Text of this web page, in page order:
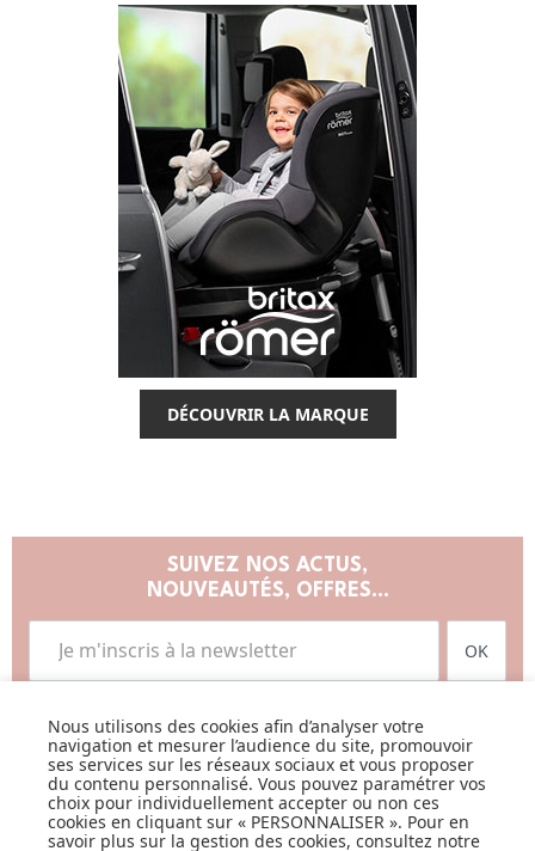
DÉCOUVRIR LA MARQUE
SUIVEZ NOS ACTUS,
NOUVEAUTÉS, OFFRES...
OK
LISTE DE NAISSANCE
Nous utilisons des cookies afin d’analyser votre
navigation et mesurer l’audience du site, promouvoir
ses services sur les réseaux sociaux et vous proposer
du contenu personnalisé. Vous pouvez paramétrer vos
choix pour individuellement accepter ou non ces
cookies en cliquant sur « PERSONNALISER ». Pour en
savoir plus sur la gestion des cookies, consultez notre